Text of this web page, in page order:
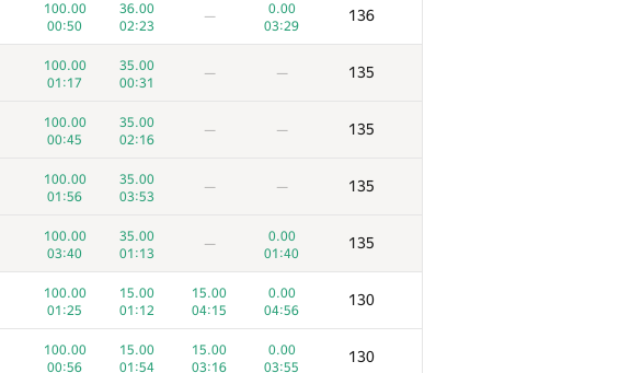
100.00
00:50
36.00
02:23
—
0.00
03:29
136
100.00
01:17
35.00
00:31
— — 135
100.00
00:45
35.00
02:16
— — 135
100.00
01:56
35.00
03:53
— — 135
100.00
03:40
35.00
01:13
—
0.00
01:40
135
100.00
01:25
15.00
01:12
15.00
04:15
0.00
04:56
130
100.00
00:56
15.00
01:54
15.00
03:16
0.00
03:55
130